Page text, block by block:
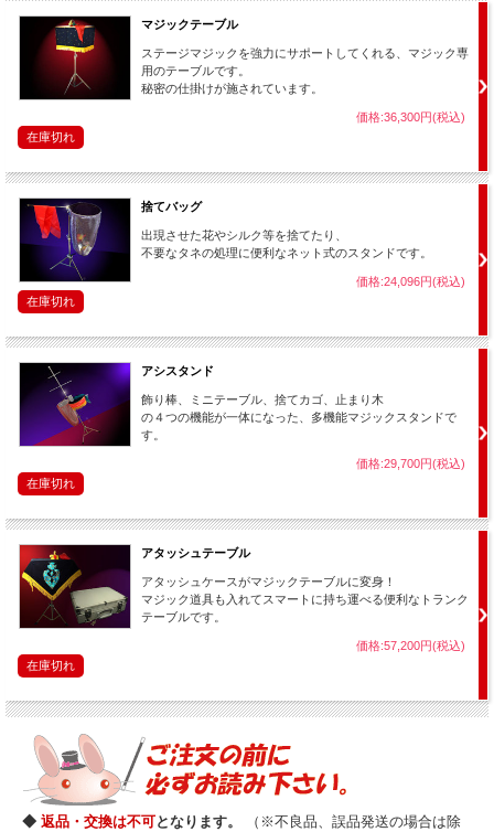
マジックテーブル
ステージマジックを強力にサポートしてくれる、マジック専
用のテーブルです。
秘密の仕掛けが施されています。
価格:36,300円(税込)
在庫切れ
捨てバッグ
出現させた花やシルク等を捨てたり、
不要なタネの処理に便利なネット式のスタンドです。
価格:24,096円(税込)
在庫切れ
アシスタンド
飾り棒、ミニテーブル、捨てカゴ、止まり木
の４つの機能が一体になった、多機能マジックスタンドで
す。
価格:29,700円(税込)
在庫切れ
アタッシュテーブル
アタッシュケースがマジックテーブルに変身！
マジック道具も入れてスマートに持ち運べる便利なトランク
テーブルです。
価格:57,200円(税込)
在庫切れ
◆ 返品・交換は不可となります。
（※不良品、誤品発送の場合は除